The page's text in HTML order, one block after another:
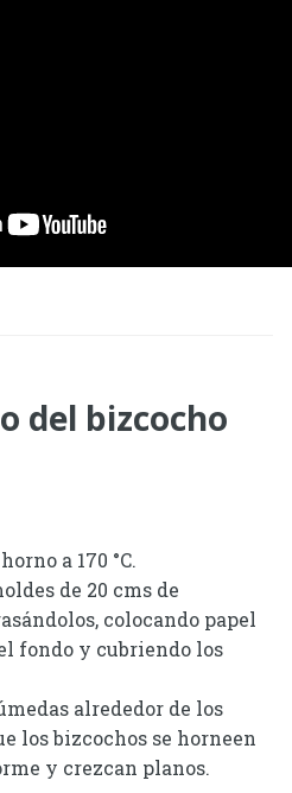
del bizcocho
a 170 °C.
de 20 cms de
colocando papel
fondo y cubriendo los
alrededor de los
los bizcochos se horneen
y crezcan planos.